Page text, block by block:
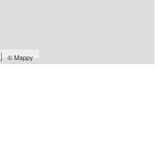
©Mappy